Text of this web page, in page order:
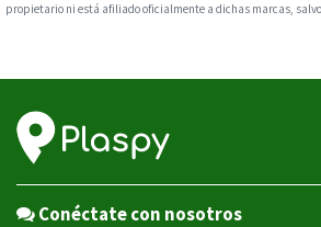
propietario ni está afiliado oficialmente a dichas marcas,
Conéctate con nosotros